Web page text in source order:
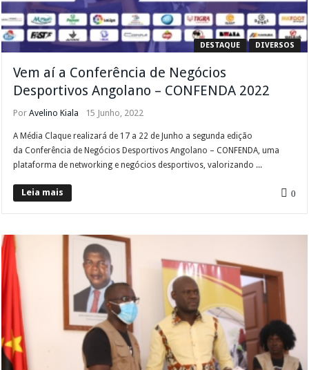
DESTAQUE DIVERSOS
Vem aí a Conferência de Negócios
Desportivos Angolano – CONFENDA 2022
PorAvelino Kiala 15 Junho, 2022
A Média Claque realizará de 17 a 22 de Junho a segunda edição
da Conferência de Negócios Desportivos Angolano – CONFENDA, uma
plataforma de networking e negócios desportivos, valorizando ...
Leia mais 0